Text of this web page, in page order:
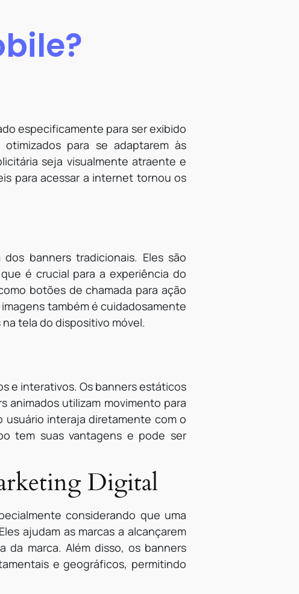
especificamente para ser exibido
para se adaptarem às
seja visualmente atraente e
para acessar a internet tornou os
banners tradicionais. Eles são
é crucial para a experiência do
botões de chamada para ação
também é cuidadosamente
tela do dispositivo móvel.
e interativos. Os banners estáticos
animados utilizam movimento para
interaja diretamente com o
tem suas vantagens e pode ser
Digital
considerando que uma
ajudam as marcas a alcançarem
da marca. Além disso, os banners
e geográficos, permitindo